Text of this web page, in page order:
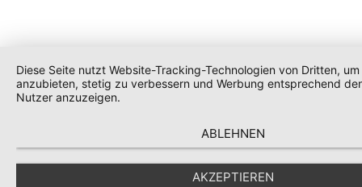
Diese Seite nutzt Website-Tracking-Technologien von Dritten,
anzubieten, stetig zu verbessern und Werbung entsprechend
Nutzer anzuzeigen.
ABLEHNEN
AKZEPTIEREN